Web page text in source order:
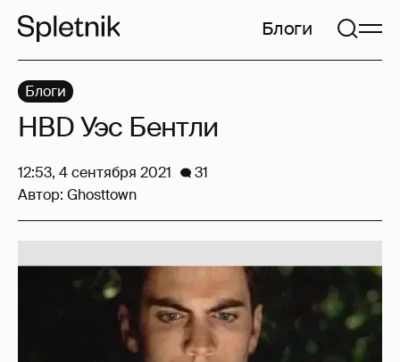
Блоги
Блоги
HBD Уэс Бентли
12:53, 4 сентября 2021
31
Автор: Ghosttown